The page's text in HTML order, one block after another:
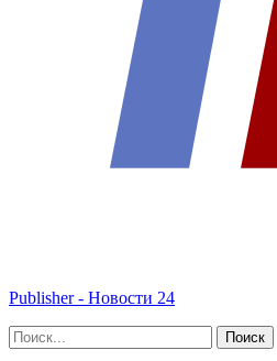
Publisher - Новости 24